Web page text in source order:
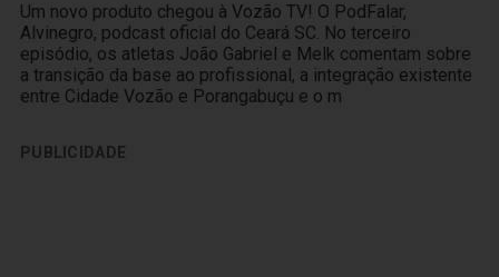
Um novo produto chegou à Vozão TV! O PodFalar,
Alvinegro, podcast oficial do Ceará SC. No terceiro
episódio, os atletas João Gabriel e Melk comentam sobre
a transição da base ao profissional, a integração existente
entre Cidade Vozão e Porangabuçu e o m
PUBLICIDADE